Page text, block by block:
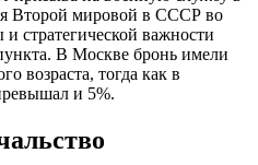
Второй мировой в СССР во
стратегической важности
В Москве бронь имели
возраста, тогда как в
и 5%.